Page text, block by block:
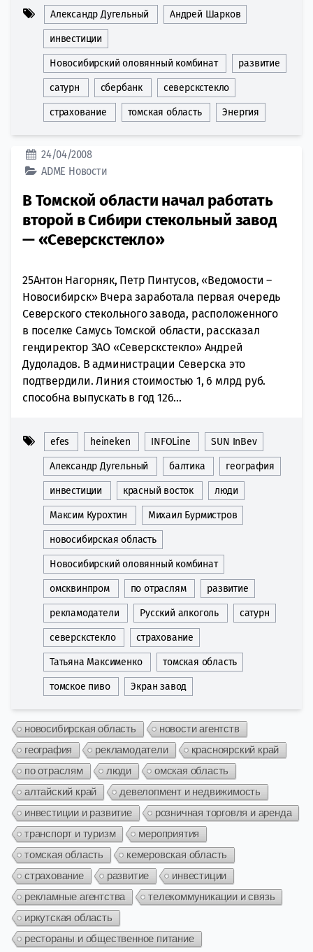
Александр Дугельный Андрей Шарков
инвестиции
Новосибирский оловянный комбинат развитие
сатурн сбербанк северскстекло
страхование томская область Энергия
24/04/2008
ADME Новости
В Томской области начал работать
второй в Сибири стекольный завод
— «Северскстекло»
25Антон Нагорняк, Петр Пинтусов, «Ведомости –
Новосибирск» Вчера заработала первая очередь
Северского стекольного завода, расположенного
в поселке Самусь Томской области, рассказал
гендиректор ЗАО «Северскстекло» Андрей
Дудоладов. В администрации Северска это
подтвердили. Линия стоимостью 1, 6 млрд руб.
способна выпускать в год 126...
efes heineken INFOLine SUN InBev
Александр Дугельный балтика география
инвестиции красный восток люди
Максим Курохтин Михаил Бурмистров
новосибирская область
Новосибирский оловянный комбинат
омсквинпром по отраслям развитие
рекламодатели Русский алкоголь сатурн
северскстекло страхование
Татьяна Максименко томская область
томское пиво Экран завод
новосибирская область
новости агентств
география
рекламодатели
красноярский край
по отраслям
люди
омская область
алтайский край
девелопмент и недвижимость
инвестиции и развитие
розничная торговля и аренда
транспорт и туризм
мероприятия
томская область
кемеровская область
страхование
развитие
инвестиции
рекламные агентства
телекоммуникации и связь
иркутская область
рестораны и общественное питание